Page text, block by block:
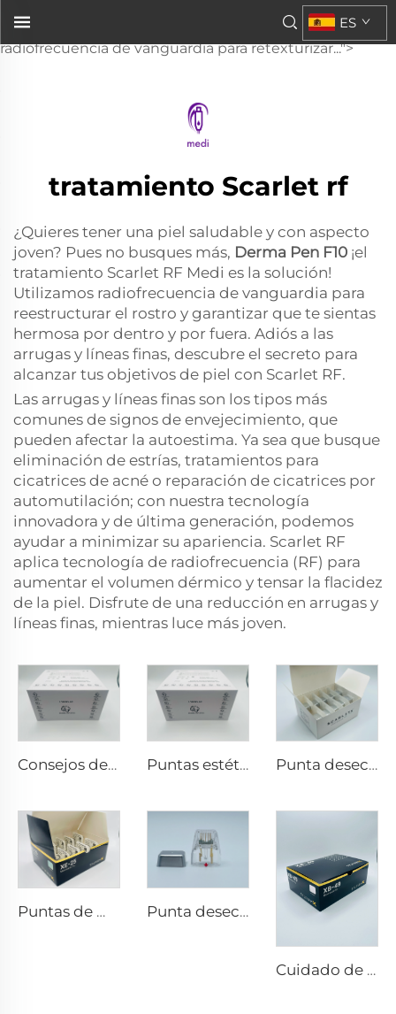
Scarlet RF Medi! Utilizamos tecnología de
radiofrecuencia de vanguardia para retexturizar...">
ES
tratamiento Scarlet rf
¿Quieres tener una piel saludable y con aspecto
joven? Pues no busques más, Derma Pen F10 ¡el
tratamiento Scarlet RF Medi es la solución!
Utilizamos radiofrecuencia de vanguardia para
reestructurar el rostro y garantizar que te sientas
hermosa por dentro y por fuera. Adiós a las
arrugas y líneas finas, descubre el secreto para
alcanzar tus objetivos de piel con Scarlet RF.
Las arrugas y líneas finas son los tipos más
comunes de signos de envejecimiento, que
pueden afectar la autoestima. Ya sea que busque
eliminación de estrías, tratamientos para
cicatrices de acné o reparación de cicatrices por
automutilación; con nuestra tecnología
innovadora y de última generación, podemos
ayudar a minimizar su apariencia. Scarlet RF
aplica tecnología de radiofrecuencia (RF) para
aumentar el volumen dérmico y tensar la flacidez
de la piel. Disfrute de una reducción en arrugas y
líneas finas, mientras luce más joven.
Consejos de RF para pixel8 Puntas estéticas Pixel8 RF Rohrer 25 49 64 Punta desechable Scarlet S de microneedling rf con electrodos bi-polares 25pin
Puntas de microneedling rf Sylfirm X XE-25 Punta desechable Scarlet S de microneedling rf con electrodos bi-polares 25pin
Cuidado de la piel con microneedling rf Sylfirm X puntas Sylfirm X XB-49